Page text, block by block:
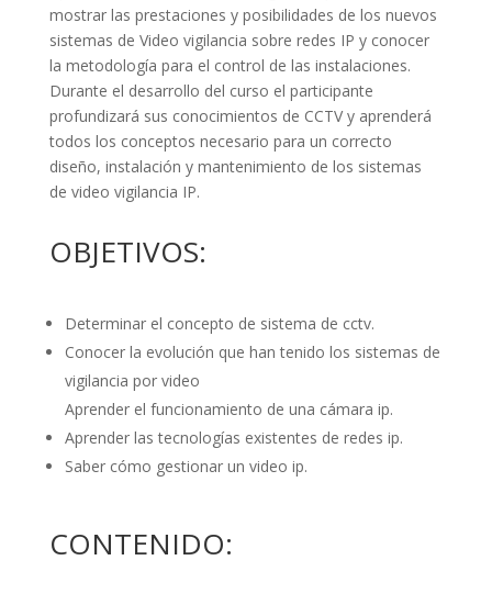
mostrar las prestaciones y posibilidades de los nuevos
sistemas de Video vigilancia sobre redes IP y conocer
la metodología para el control de las instalaciones.
Durante el desarrollo del curso el participante
profundizará sus conocimientos de CCTV y aprenderá
todos los conceptos necesario para un correcto
diseño, instalación y mantenimiento de los sistemas
de video vigilancia IP.
OBJETIVOS:
Determinar el concepto de sistema de cctv.
Conocer la evolución que han tenido los sistemas de
vigilancia por video
Aprender el funcionamiento de una cámara ip.
Aprender las tecnologías existentes de redes ip.
Saber cómo gestionar un video ip.
CONTENIDO: